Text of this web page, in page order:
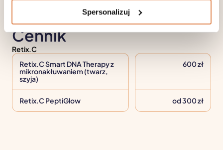
Spersonalizuj
Cennik
Retix.C
Retix.C Smart DNA Therapy z
mikronakłuwaniem (twarz,
szyja)
600 zł
Retix.C PeptiGlow od 300 zł